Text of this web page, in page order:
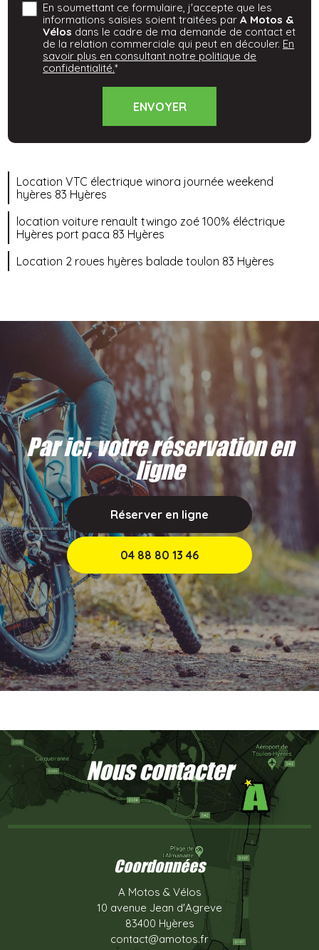
En soumettant ce formulaire, j'accepte que les
informations saisies soient traitées parA Motos &
Vélos dans le cadre de ma demande de contact et
de la relation commerciale qui peut en découler. En
savoir plus en consultant notre politique de
confidentialité.*
Location VTC électrique winora journée weekend
hyères 83 Hyères
location voiture renault twingo zoé 100% éléctrique
Hyères port paca 83 Hyères
Location 2 roues hyères balade toulon 83 Hyères
Par ici, votre réservation en
ligne
Réserver en ligne
04 88 80 13 46
Nous contacter
Coordonnées
A Motos & Vélos
10 avenue Jean d'Agreve
83400 Hyères
contact@amotos.fr